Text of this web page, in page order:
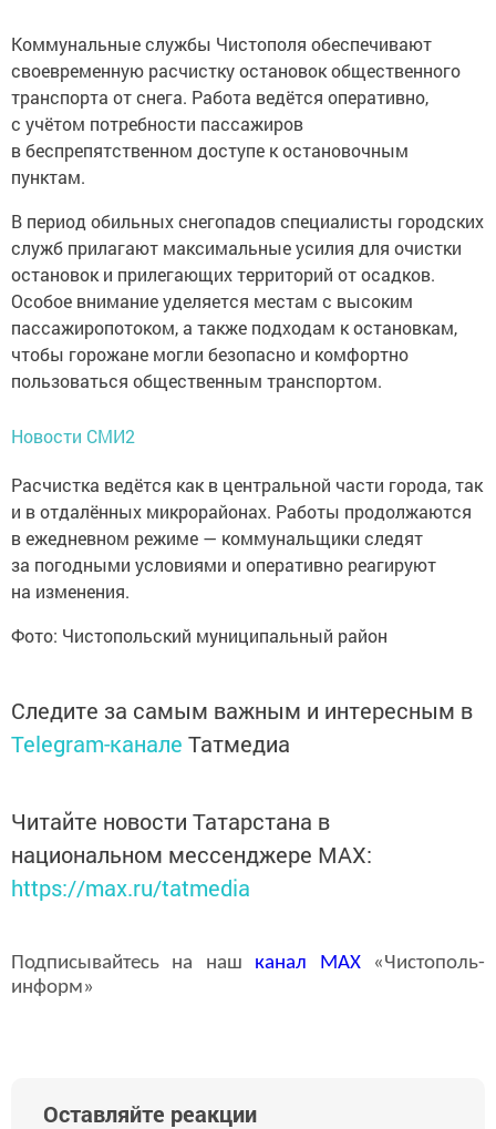
Коммунальные службы Чистополя обеспечивают
своевременную расчистку остановок общественного
транспорта от снега. Работа ведётся оперативно,
с учётом потребности пассажиров
в беспрепятственном доступе к остановочным
пунктам.
В период обильных снегопадов специалисты городских
служб прилагают максимальные усилия для очистки
остановок и прилегающих территорий от осадков.
Особое внимание уделяется местам с высоким
пассажиропотоком, а также подходам к остановкам,
чтобы горожане могли безопасно и комфортно
пользоваться общественным транспортом.
Новости СМИ2
Расчистка ведётся как в центральной части города, так
и в отдалённых микрорайонах. Работы продолжаются
в ежедневном режиме — коммунальщики следят
за погодными условиями и оперативно реагируют
на изменения.
Фото: Чистопольский муниципальный район
Следите за самым важным и интересным в
Telegram-канале Татмедиа
Читайте новости Татарстана в
национальном мессенджере MАХ:
https://max.ru/tatmedia
Подписывайтесь на наш канал MAX«Чистополь-
информ»
Оставляйте реакции